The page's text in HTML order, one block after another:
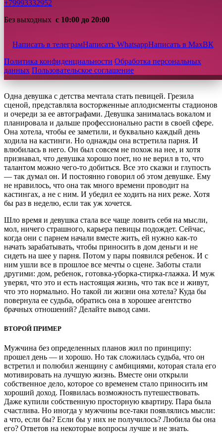
+79993332952
Без выходных с 10:00 до 20:00
Написать в телеграмНаписать WhatsappНаписать в MaxВК
Политика конфиденциальности Обработка персональных
данных Пользовательское соглашение
Хорошие брачные агентства должны максимально
самое ценное в жизни, основу счастливой жизни — личные
убедитесь в том, что выбор партнера — это одна из
серьезнейших в жизни задач.
ПЕРВЫЙ ПРИМЕР
Одна девушка с детства мечтала стать певицей. Грезила
сценой, представляла восторженные аплодисменты стадионов
и очереди за ее автографами. Девушка занималась вокалом и
планировала и дальше профессионально расти в своей сфере.
Она хотела, чтобы ее заметили, и буквально каждый день
ходила на кастинги. Но однажды она встретила парня. И
влюбилась в него. Он был совсем не похож на нее, и хотя
признавал, что девушка хорошо поет, но не верил в то, что
талантом можно чего-то добиться. Все это сказки и глупость
— так думал он. И постоянно говорил об этом девушке. Ему
не нравилось, что она так много времени проводит на
кастингах, а не с ним. И убедил ее ходить на них реже. Хотя
бы раз в неделю, если так уж хочется.
Шло время и девушка стала все чаще ловить себя на мысли,
мол, ничего страшного, карьера певицы подождет. Сейчас,
когда они с парнем начали вместе жить, ей нужно как-то
начать зарабатывать, чтобы приносить в дом деньги и не
сидеть на шее у парня. Потом у пары появился ребенок. И с
ним ушли все в прошлое все мечты о сцене. Заботы стали
другими: дом, ребенок, готовка-уборка-стирка-глажка. И муж
уверял, что это и есть настоящая жизнь, что так все и живут,
что это нормально. Но такой ли жизни она хотела? Куда бы
повернула ее судьба, обратись она в хорошее агентство
брачных отношений? Делайте вывод сами.
ВТОРОЙ ПРИМЕР
Мужчина без определенных планов жил по принципу:
прошел день — и хорошо. Но так сложилась судьба, что он
встретил и полюбил женщину с амбициями, которая стала его
мотивировать на лучшую жизнь. Вместе они открыли
собственное дело, которое со временем стало приносить им
хороший доход. Появилась возможность путешествовать.
Даже купили собственную просторную квартиру. Пара была
счастлива. Но иногда у мужчины все-таки появлялись мысли:
а что, если бы? Если бы у них не получилось? Любила бы она
его? Ответов на некоторые вопросы лучше и не знать.